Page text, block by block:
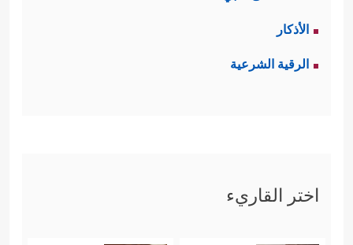
الأذكار
الرقية الشرعية
اختر القاريء